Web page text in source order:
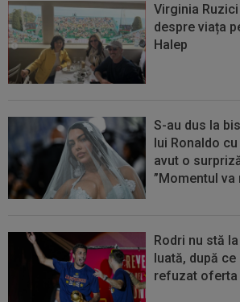
Virginia
despre viața
Halep
S-au dus la
lui Ronaldo
avut o
”Momentul va
Rodri nu stă
luată, după
refuzat oferta